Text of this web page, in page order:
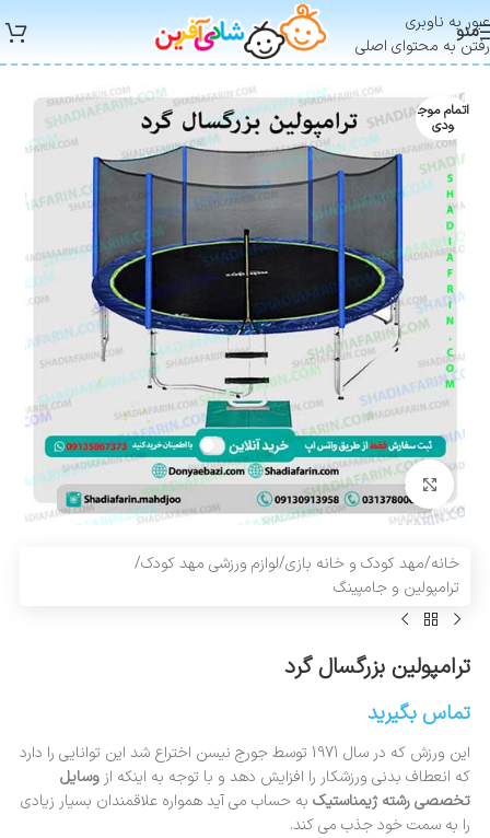
عبور به ناوبری
رفتن به محتوای اصلی
منو
اتمام موج
ودی
بزرگنمایی تصویر
خانه/مهد کودک و خانه بازی/لوازم ورزشی مهد کودک/
ترامپولین و جامپینگ
ترامپولین بزرگسال گرد
تماس بگیرید
این ورزش که در سال 1971 توسط جورج نیسن اختراع شد این توانایی را دارد
که انعطاف بدنی ورزشکار را افزایش دهد و با توجه به اینکه از وسایل
تخصصی رشته ژیمناستیک به حساب می آید همواره علاقمندان بسیار زیادی
را به سمت خود جذب می کند.